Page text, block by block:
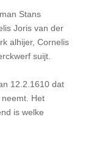
Stans
Joris van der
alhijer, Cornelis
suijt.
12.2.1610 dat
Het
is welke